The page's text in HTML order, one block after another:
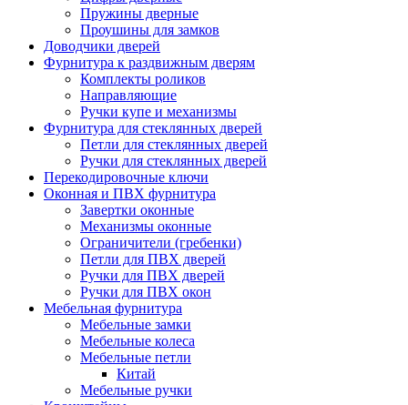
Пружины дверные
Проушины для замков
Доводчики дверей
Фурнитура к раздвижным дверям
Комплекты роликов
Направляющие
Ручки купе и механизмы
Фурнитура для стеклянных дверей
Петли для стеклянных дверей
Ручки для стеклянных дверей
Перекодировочные ключи
Оконная и ПВХ фурнитура
Завертки оконные
Механизмы оконные
Ограничители (гребенки)
Петли для ПВХ дверей
Ручки для ПВХ дверей
Ручки для ПВХ окон
Мебельная фурнитура
Мебельные замки
Мебельные колеса
Мебельные петли
Китай
Мебельные ручки